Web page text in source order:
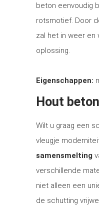
beton eenvoudig
rotsmotief. Door
zal het in weer en
oplossing.
Eigenschappen:
Hout
Wilt u graag een
vleugje
samensmelting
verschillende
niet alleen een
de schutting